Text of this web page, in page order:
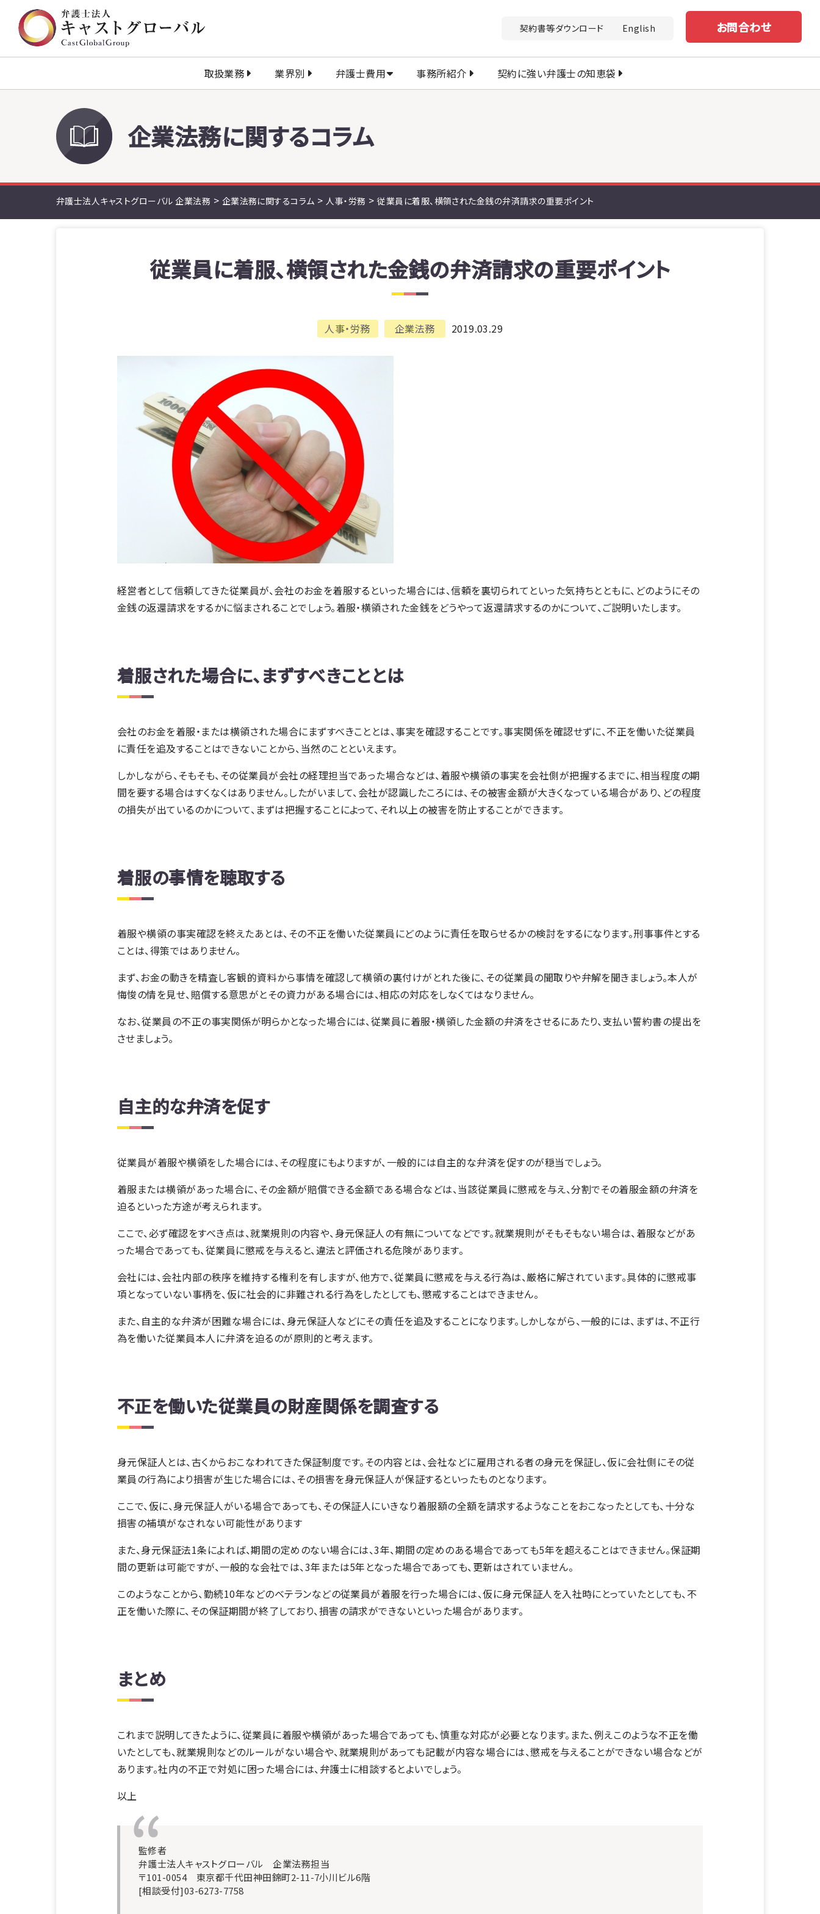
契約書等ダウンロード English お問合わせ
取扱業務 業界別 弁護士費用 事務所紹介 契約に強い弁護士の知恵袋
企業法務に関するコラム
弁護士法人キャストグローバル 企業法務 > 企業法務に関するコラム > 人事・労務 >従業員に着服、横領された金銭の弁済請求の重要ポイント
従業員に着服、横領された金銭の弁済請求の重要ポイント
人事・労務 企業法務 2019.03.29
経営者として信頼してきた従業員が、会社のお金を着服するといった場合には、信頼を裏切られてといった気持ちとともに、どのようにその
金銭の返還請求をするかに悩まされることでしょう。着服・横領された金銭をどうやって返還請求するのかについて、ご説明いたします。
着服された場合に、まずすべきこととは
会社のお金を着服・または横領された場合にまずすべきこととは、事実を確認することです。事実関係を確認せずに、不正を働いた従業員
に責任を追及することはできないことから、当然のことといえます。
しかしながら、そもそも、その従業員が会社の経理担当であった場合などは、着服や横領の事実を会社側が把握するまでに、相当程度の期
間を要する場合はすくなくはありません。したがいまして、会社が認識したころには、その被害金額が大きくなっている場合があり、どの程度
の損失が出ているのかについて、まずは把握することによって、それ以上の被害を防止することができます。
着服の事情を聴取する
着服や横領の事実確認を終えたあとは、その不正を働いた従業員にどのように責任を取らせるかの検討をするになります。刑事事件とする
ことは、得策ではありません。
まず、お金の動きを精査し客観的資料から事情を確認して横領の裏付けがとれた後に、その従業員の聞取りや弁解を聞きましょう。本人が
悔悛の情を見せ、賠償する意思がとその資力がある場合には、相応の対応をしなくてはなりません。
なお、従業員の不正の事実関係が明らかとなった場合には、従業員に着服・横領した金額の弁済をさせるにあたり、支払い誓約書の提出を
させましょう。
自主的な弁済を促す
従業員が着服や横領をした場合には、その程度にもよりますが、一般的には自主的な弁済を促すのが穏当でしょう。
着服または横領があった場合に、その金額が賠償できる金額である場合などは、当該従業員に懲戒を与え、分割でその着服金額の弁済を
迫るといった方途が考えられます。
ここで、必ず確認をすべき点は、就業規則の内容や、身元保証人の有無についてなどです。就業規則がそもそもない場合は、着服などがあ
った場合であっても、従業員に懲戒を与えると、違法と評価される危険があります。
会社には、会社内部の秩序を維持する権利を有しますが、他方で、従業員に懲戒を与える行為は、厳格に解されています。具体的に懲戒事
項となっていない事柄を、仮に社会的に非難される行為をしたとしても、懲戒することはできません。
また、自主的な弁済が困難な場合には、身元保証人などにその責任を追及することになります。しかしながら、一般的には、まずは、不正行
為を働いた従業員本人に弁済を迫るのが原則的と考えます。
不正を働いた従業員の財産関係を調査する
身元保証人とは、古くからおこなわれてきた保証制度です。その内容とは、会社などに雇用される者の身元を保証し、仮に会社側にその従
業員の行為により損害が生じた場合には、その損害を身元保証人が保証するといったものとなります。
ここで、仮に、身元保証人がいる場合であっても、その保証人にいきなり着服額の全額を請求するようなことをおこなったとしても、十分な
損害の補填がなされない可能性があります
また、身元保証法1条によれば、期間の定めのない場合には、3年、期間の定めのある場合であっても5年を超えることはできません。保証期
間の更新は可能ですが、一般的な会社では、3年または5年となった場合であっても、更新はされていません。
このようなことから、勤続10年などのベテランなどの従業員が着服を行った場合には、仮に身元保証人を入社時にとっていたとしても、不
正を働いた際に、その保証期間が終了しており、損害の請求ができないといった場合があります。
まとめ
これまで説明してきたように、従業員に着服や横領があった場合であっても、慎重な対応が必要となります。また、例えこのような不正を働
いたとしても、就業規則などのルールがない場合や、就業規則があっても記載が内容な場合には、懲戒を与えることができない場合などが
あります。社内の不正で対処に困った場合には、弁護士に相談するとよいでしょう。
以上
監修者
弁護士法人キャストグローバル 企業法務担当
〒101-0054 東京都千代田神田錦町2-11-7小川ビル6階
[相談受付]03-6273-7758